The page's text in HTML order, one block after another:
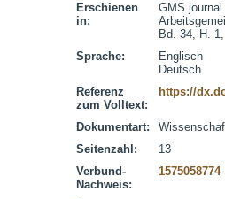
Erschienen
in:
GMS
Bd. 34, H.
Sprache:
Englisch
Deutsch
Referenz
zum Volltext:
https://
Dokumentart:
Seitenzahl:
13
Verbund-
Nachweis:
1575058774